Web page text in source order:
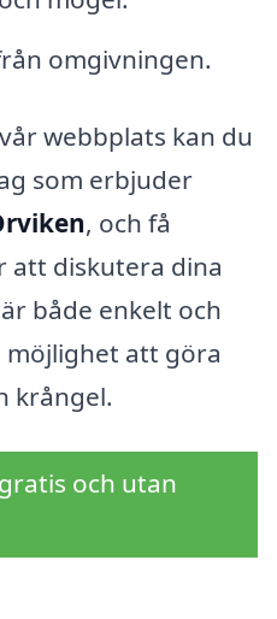
omgivningen.
webbplats kan du
som erbjuder
, och få
att diskutera dina
både enkelt och
att göra
krångel.
och utan